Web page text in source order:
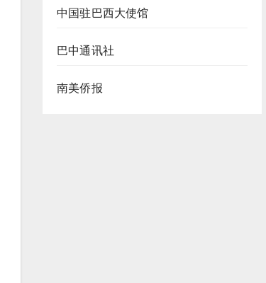
中国驻巴西大使馆
巴中通讯社
南美侨报